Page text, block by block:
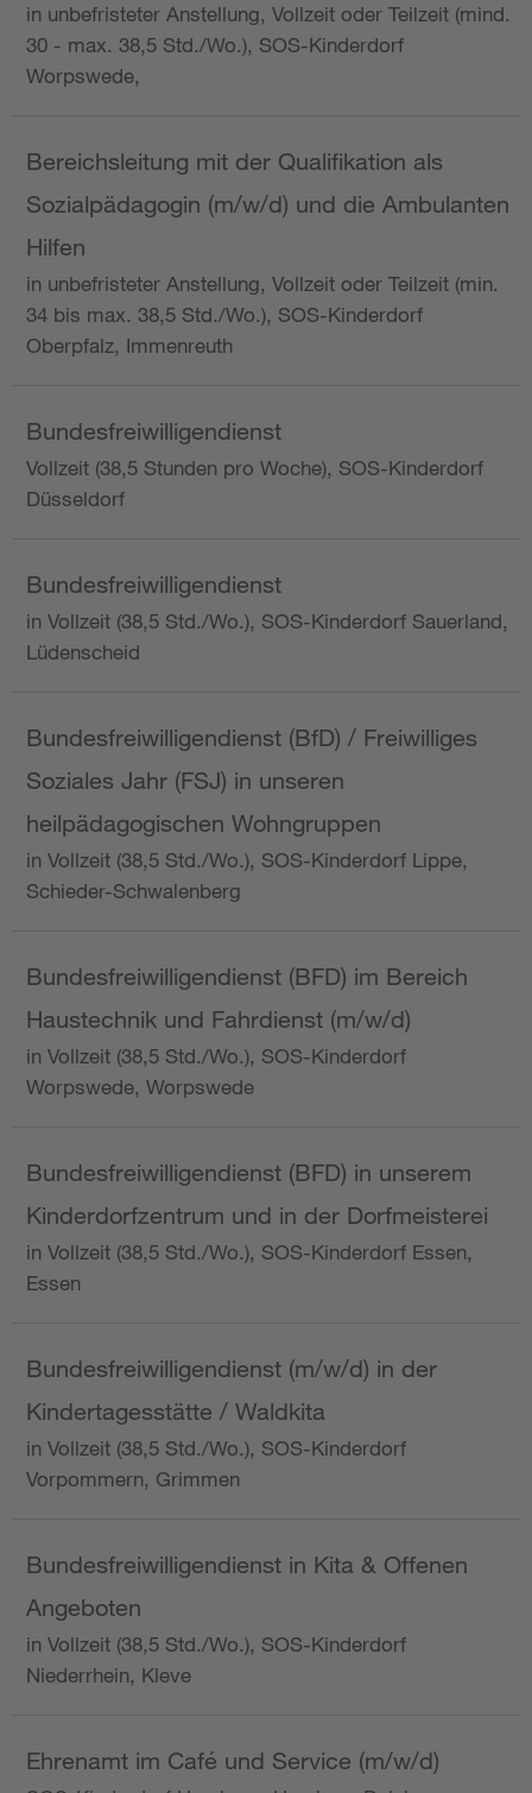
in unbefristeter Anstellung, Vollzeit oder Teilzeit (mind.
30 - max. 38,5 Std./Wo.), SOS-Kinderdorf
Worpswede,
Bereichsleitung mit der Qualifikation als
Sozialpädagogin (m/w/d) und die Ambulanten
Hilfen
in unbefristeter Anstellung, Vollzeit oder Teilzeit (min.
34 bis max. 38,5 Std./Wo.), SOS-Kinderdorf
Oberpfalz, Immenreuth
Bundesfreiwilligendienst
Vollzeit (38,5 Stunden pro Woche), SOS-Kinderdorf
Düsseldorf
Bundesfreiwilligendienst
in Vollzeit (38,5 Std./Wo.), SOS-Kinderdorf Sauerland,
Lüdenscheid
Bundesfreiwilligendienst (BfD) / Freiwilliges
Soziales Jahr (FSJ) in unseren
heilpädagogischen Wohngruppen
in Vollzeit (38,5 Std./Wo.), SOS-Kinderdorf Lippe,
Schieder-Schwalenberg
Bundesfreiwilligendienst (BFD) im Bereich
Haustechnik und Fahrdienst (m/w/d)
in Vollzeit (38,5 Std./Wo.), SOS-Kinderdorf
Worpswede, Worpswede
Bundesfreiwilligendienst (BFD) in unserem
Kinderdorfzentrum und in der Dorfmeisterei
in Vollzeit (38,5 Std./Wo.), SOS-Kinderdorf Essen,
Essen
Bundesfreiwilligendienst (m/w/d) in der
Kindertagesstätte / Waldkita
in Vollzeit (38,5 Std./Wo.), SOS-Kinderdorf
Vorpommern, Grimmen
Bundesfreiwilligendienst in Kita & Offenen
Angeboten
in Vollzeit (38,5 Std./Wo.), SOS-Kinderdorf
Niederrhein, Kleve
Ehrenamt im Café und Service (m/w/d)